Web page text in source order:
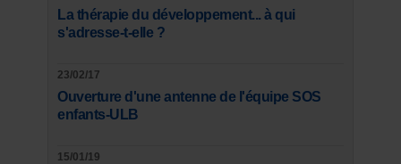
La thérapie du développement... à qui
s'adresse-t-elle ?
23/02/17
Ouverture d'une antenne de l'équipe SOS
enfants-ULB
15/01/19